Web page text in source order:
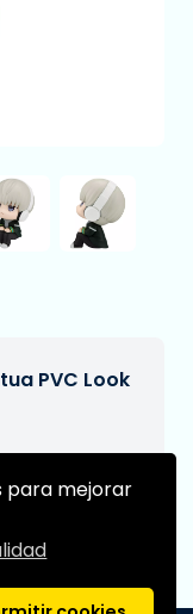
para mejorar
PVC Look